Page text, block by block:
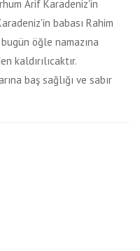
Arif Karadeniz'in
babası Rahim
öğle namazına
kaldırılıcaktır.
baş sağlığı ve sabır